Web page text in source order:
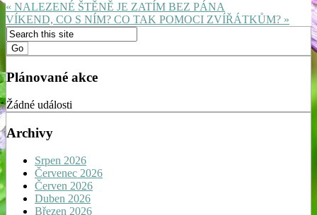
« NALEZENÉ ŠTĚNĚ JE ZATÍM BEZ PÁNA
VÍKEND, CO S NÍM? CO TAK POMOCI ZVÍŘÁTKŮM? »
Plánované akce
Žádné události
Archivy
Srpen 2026
Červenec 2026
Červen 2026
Duben 2026
Březen 2026